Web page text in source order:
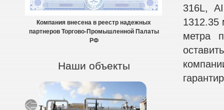
Компания внесена в реестр надежных
партнеров Торгово-Промышленной Палаты
РФ
Наши объекты
316L,
1312.35
метра